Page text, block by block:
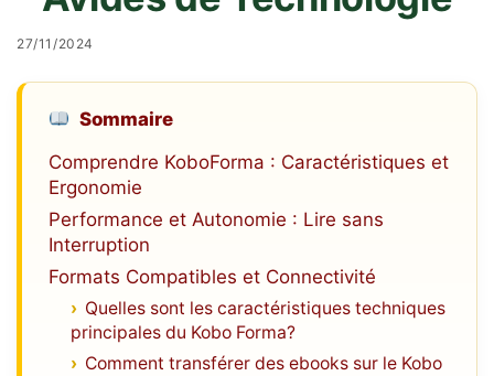
27/11/2024
Sommaire
Comprendre KoboForma : Caractéristiques et
Ergonomie
Performance et Autonomie : Lire sans
Interruption
Formats Compatibles et Connectivité
Quelles sont les caractéristiques techniques
principales du Kobo Forma?
Comment transférer des ebooks sur le Kobo